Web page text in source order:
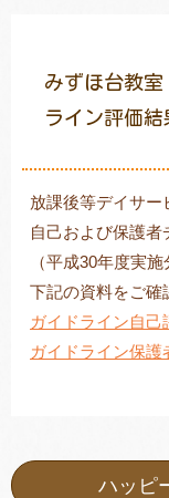
ご利用に
みずほ台教
ライン評価結
放課後等デイサー
自己および保護者
（平成30年度実施
下記の資料をご確
ガイドライン自己
ガイドライン保護
ハッピ